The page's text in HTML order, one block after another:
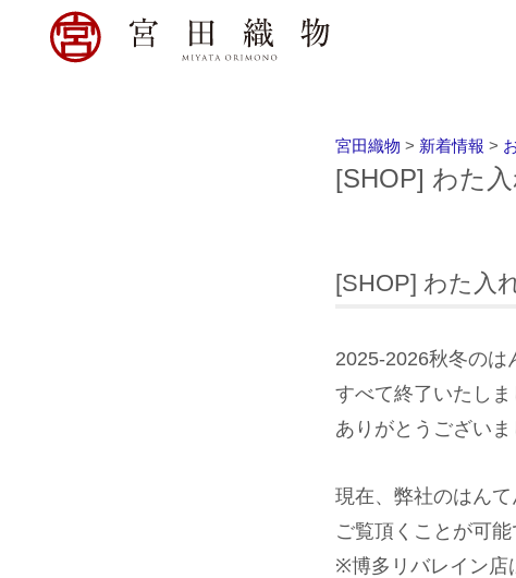
宮田織物 > 新着情報 >
[SHOP] わた
[SHOP] わた入
2025-2026秋冬のは
すべて終了いたしま
ありがとうございま
現在、弊社のはんて
ご覧頂くことが可能
※博多リバレイン店